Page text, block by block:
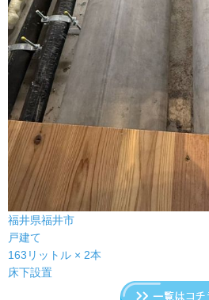
福井県福井市
戸建て
163リットル × 2本
床下設置